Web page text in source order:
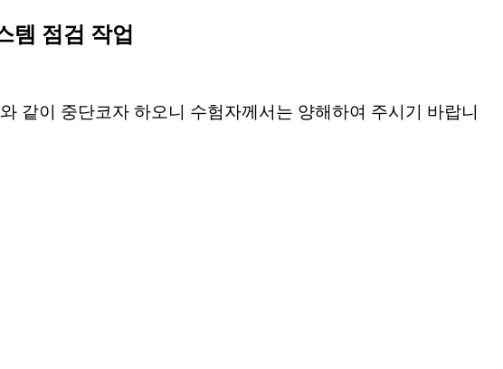
템 점검 작업
같이 중단코자 하오니 수험자께서는 양해하여 주시기 바랍니